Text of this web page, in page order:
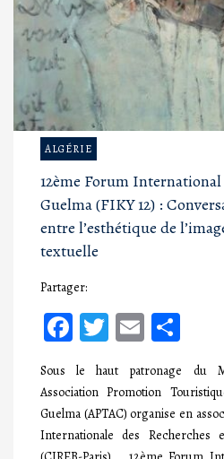
ALGÉRIE
12ème Forum International
Guelma (FIKY 12) :
entre l’esthétique de
textuelle
Partager:
Facebook
Twitter
Email
Sous le haut patronage du
Association Promotion
Guelma (APTAC) organise en
Internationale des Recherches